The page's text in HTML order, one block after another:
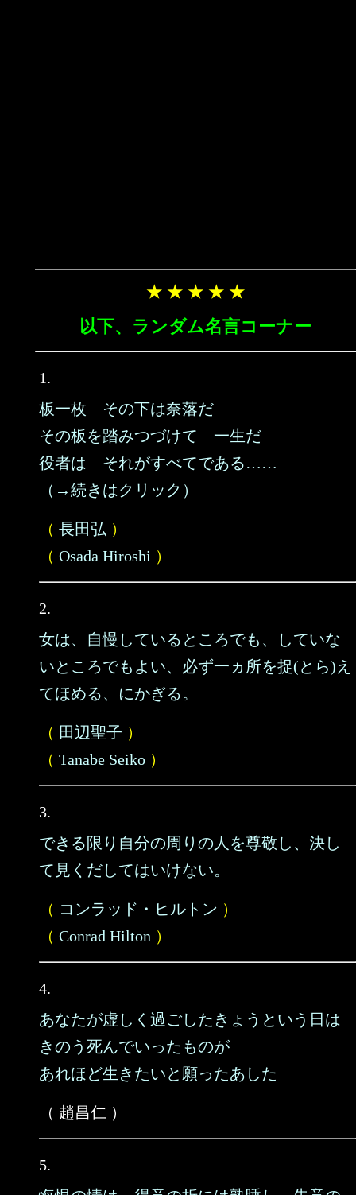
★ ★ ★ ★ ★
以下、ランダム名言コーナー
1.
板一枚 その下は奈落だ
その板を踏みつづけて 一生だ
役者は それがすべてである……
（→続きはクリック）
（ 長田弘 ）
（ Osada Hiroshi ）
2.
女は、自慢しているところでも、していな
いところでもよい、必ず一ヵ所を捉(とら)え
てほめる、にかぎる。
（ 田辺聖子 ）
（ Tanabe Seiko ）
3.
できる限り自分の周りの人を尊敬し、決し
て見くだしてはいけない。
（ コンラッド・ヒルトン ）
（ Conrad Hilton ）
4.
あなたが虚しく過ごしたきょうという日は
きのう死んでいったものが
あれほど生きたいと願ったあした
（ 趙昌仁 ）
5.